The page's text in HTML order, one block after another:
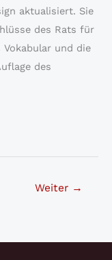
aktualisiert. Sie
des Rats für
und die
des
Weiter →